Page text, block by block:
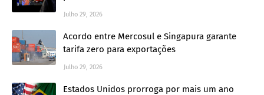
Julho 29, 2026
Acordo entre Mercosul e Singapura garante
tarifa zero para exportações
Julho 29, 2026
Estados Unidos prorroga por mais um ano